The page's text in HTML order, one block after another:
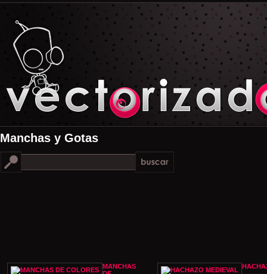
Manchas y Gotas
MANCHAS